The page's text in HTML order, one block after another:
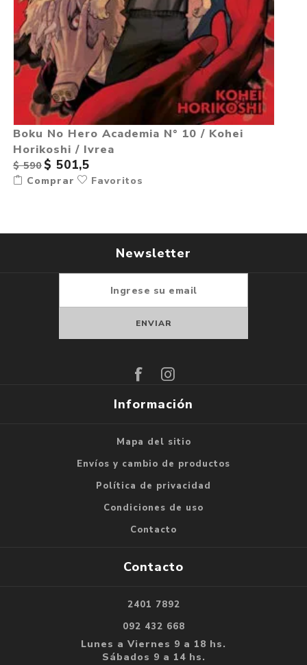
Boku No Hero Academia N° 10 / Kohei
Horikoshi / Ivrea
$ 590 $ 501,5
Comprar Favoritos
Newsletter
Información
Mapa del sitio
Envíos y cambio de productos
Política de privacidad
Condiciones de uso
Contacto
Contacto
2401 7892
092 432 668
Lunes a Viernes 9 a 18 hs.
Sábados 9 a 14 hs.